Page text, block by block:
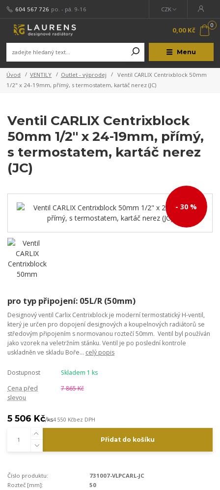
Menu
CZK
604 567 726 po. - pá. 9-16
0
0,00 Kč
Úvod VENTILY Outlet - výprodej
Ventil CARLIX Centrixblock 50mm
1/2" x 24-19mm, přímý, s termostatem, kartáč nerez (JC)
Ventil CARLIX Centrixblock
50mm 1/2" x 24-19mm, přímý,
s termostatem, kartáč nerez
(JC)
- 30 %
pro typ připojení: 05L/R (50mm)
Designový ventil Carlix Centrixblock je moderní termostatický H-ventil,
který je určen pro dopojení designových a koupelnových radiátorů se
středovým připojením s normovanou roztečí 50mm. Ventil byl používán
jako vzorek na veletržním stánku. Ventil je po poslední kontrole
uskladněn ve skladu Boře... celý popis
Dostupnost
Skladem 1 ks
Cena před
slevou
7 865 Kč
5 506 Kč/ks4 550 Kčbez DPH
Přidat do košíku
Číslo produktu:
731007-VLPCARL-JC
Rozteč [mm]:
50